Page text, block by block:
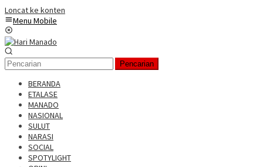
Loncat ke konten
Menu Mobile
Pencarian
BERANDA
ETALASE
MANADO
NASIONAL
SULUT
NARASI
SOCIAL
SPOTYLIGHT